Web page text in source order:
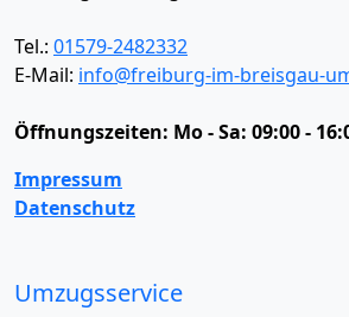
Tel.: 01579-2482332
E-Mail: info@freiburg-im-breisgau-
Öffnungszeiten: Mo - Sa: 09:00 -
Impressum
Datenschutz
Umzugsservice